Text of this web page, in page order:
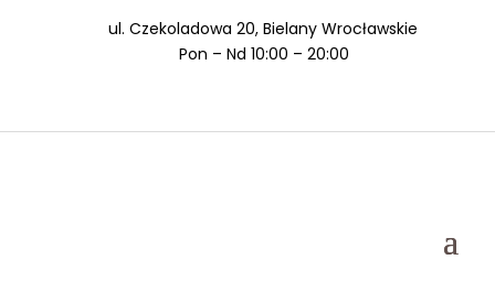
ul. Czekoladowa 20, Bielany Wrocławskie
Pon – Nd 10:00 – 20:00